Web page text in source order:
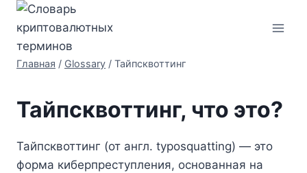
Перейти
содержимому
Главная / Glossary / Тайпсквоттинг
Тайпсквоттинг, что это?
Тайпсквоттинг (от англ. typosquatting) — это
форма киберпреступления, основанная на